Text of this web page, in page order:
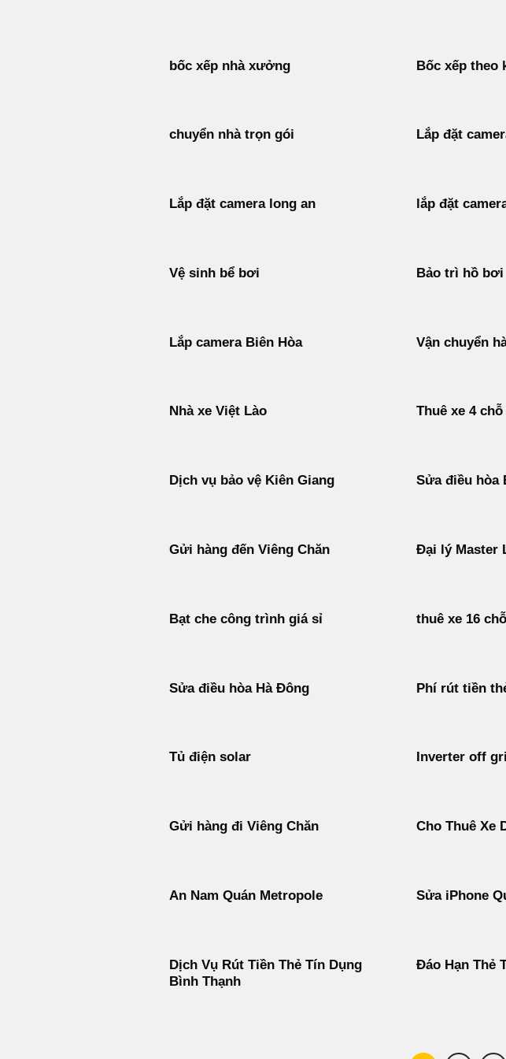
bốc xếp nhà xưởng Bốc xếp theo
chuyển nhà trọn gói Lắp đặt
Lắp đặt camera long an lắp đặt
Vệ sinh bể bơi Bảo trì hồ bơi
Lắp camera Biên Hòa Vận chuyển
Nhà xe Việt Lào Thuê xe 4
Dịch vụ bảo vệ Kiên Giang Sửa điều hòa
Gửi hàng đến Viêng Chăn
Đại lý Master
Bạt che công trình giá sỉ
thuê xe 16
Sửa điều hòa Hà Đông Phí rút tiền
Tủ điện solar Inverter off
Gửi hàng đi Viêng Chăn Cho Thuê Xe
An Nam Quán Metropole Sửa iPhone
Dịch Vụ Rút Tiền Thẻ Tín Dụng
Bình Thạnh
Đáo Hạn Thẻ